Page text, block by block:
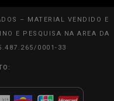
– MATERIAL VENDIDO E
E PESQUISA NA AREA DA
0001-33